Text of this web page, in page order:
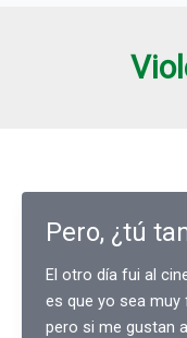
Pero, ¿tú
El otro día fui al
es que yo sea muy
pero si me gustan